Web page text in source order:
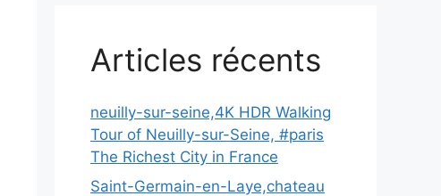
Articles récents
neuilly-sur-seine,4K HDR Walking
Tour of Neuilly-sur-Seine, #paris
The Richest City in France
Saint-Germain-en-Laye,chateau